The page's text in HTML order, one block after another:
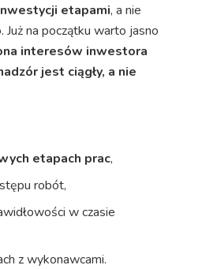
etapami, a nie
na początku warto jasno
interesów inwestora
jest ciągły, a nie
etapach prac,
robót,
w czasie
z wykonawcami.